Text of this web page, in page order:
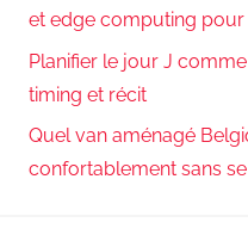
et edge computing
Planifier le jour J
timing et récit
Quel van aménagé
confortablement sans